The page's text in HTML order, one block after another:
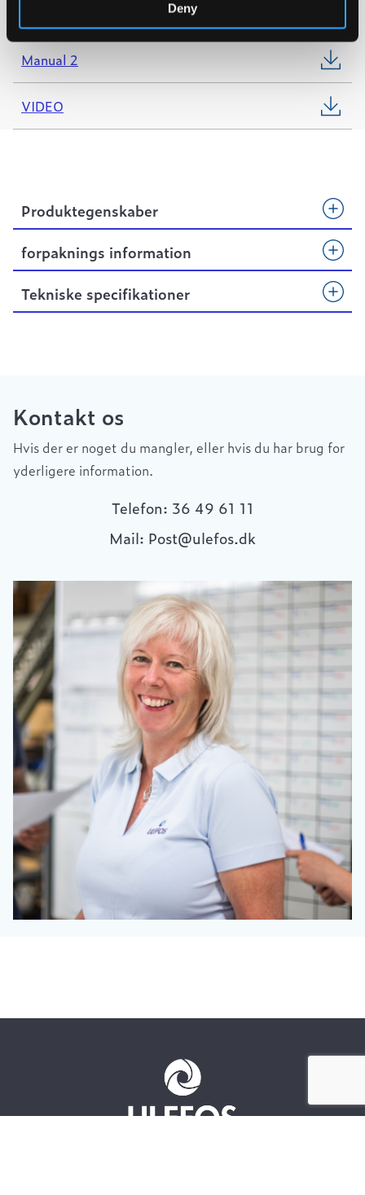
Deny
Manual 2
VIDEO
Produktegenskaber
forpaknings information
Tekniske specifikationer
Kontakt os
Hvis der er noget du mangler, eller hvis du har brug for
yderligere information.
Telefon: 36 49 61 11
Mail: Post@ulefos.dk